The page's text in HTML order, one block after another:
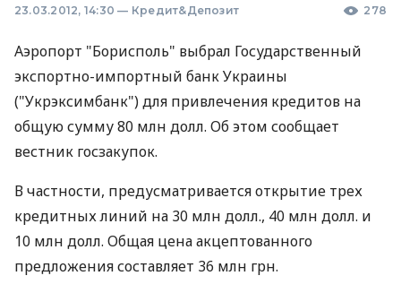
23.03.2012, 14:30 — Кредит&Депозит 278
Аэропорт "Борисполь" выбрал Государственный
экспортно-импортный банк Украины
("Укрэксимбанк") для привлечения кредитов на
общую сумму 80 млн долл. Об этом сообщает
вестник госзакупок.
В частности, предусматривается открытие трех
кредитных линий на 30 млн долл., 40 млн долл. и
10 млн долл. Общая цена акцептованного
предложения составляет 36 млн грн.